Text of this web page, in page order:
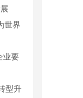
世界
业要
型升